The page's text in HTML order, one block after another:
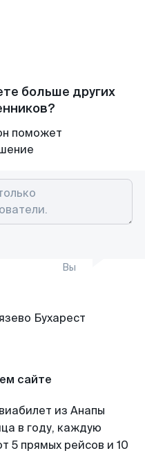
больше других
поможет
Вы
сайте
из Анапы
в году, каждую
5 прямых рейсов и 10